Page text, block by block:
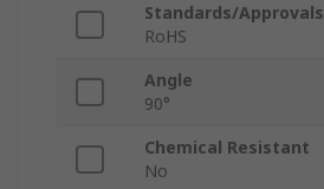
Standards/Approvals
RoHS
Angle
90°
Chemical Resistant
No